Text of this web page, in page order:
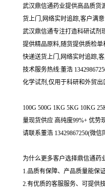
武汉鼎信通药业提供高品质货
货上门,网络实时追踪,客户满
武汉鼎信通专注打造科研试剂
提供精品原料,随货提供质检
快递送货上门,网络实时追踪,
技术服务热线:董浩
化学试剂,仅用于科研和外贸
100G 500G 1KG 5KG 10KG
量现货供应 高纯度99%+ 优势
请联系董浩 13429867250(微信
为什么更多客户选择鼎信通药
1.品质有保障、产品质量能保证
2.有优质的客服服务、可提供